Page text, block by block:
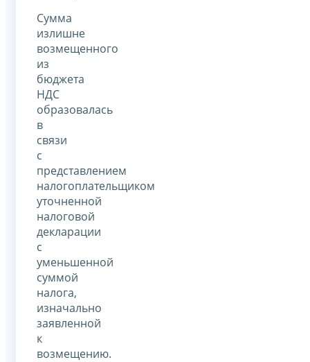
Сумма
излишне
возмещенного
из
бюджета
НДС
образовалась
в
связи
с
представлением
налогоплательщиком
уточненной
налоговой
декларации
с
уменьшенной
суммой
налога,
изначально
заявленной
к
возмещению.